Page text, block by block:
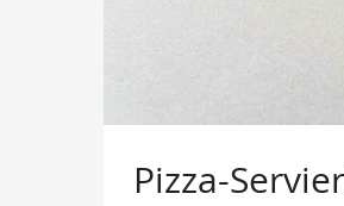
Pizza-